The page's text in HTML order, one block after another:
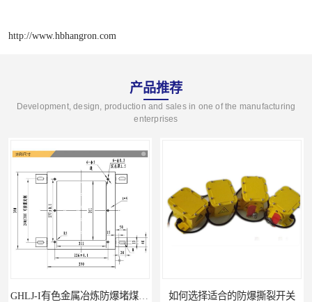
http://www.hbhangron.com
产品推荐
Development, design, production and sales in one of the manufacturing
enterprises
如何选择适合的防爆撕裂开关